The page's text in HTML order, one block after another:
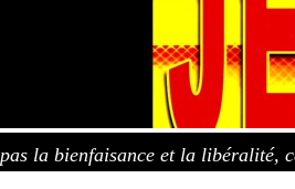
la bienfaisance et la libéralité,